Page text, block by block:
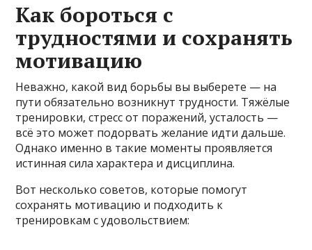
Как бороться с
трудностями и сохранять
мотивацию
Неважно, какой вид борьбы вы выберете — на
пути обязательно возникнут трудности. Тяжёлые
тренировки, стресс от поражений, усталость —
всё это может подорвать желание идти дальше.
Однако именно в такие моменты проявляется
истинная сила характера и дисциплина.
Вот несколько советов, которые помогут
сохранять мотивацию и подходить к
тренировкам с удовольствием: